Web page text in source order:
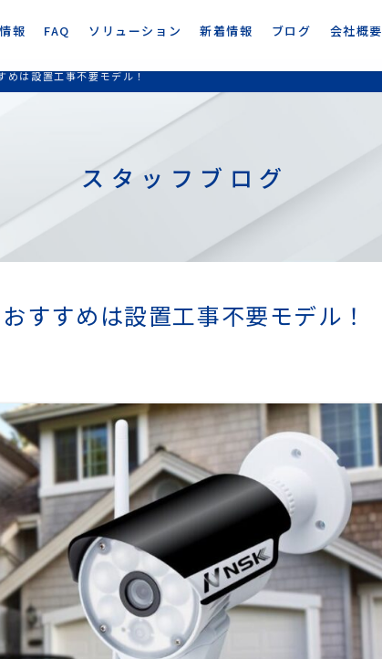
報 FAQ ソリューション 新着情報 ブログ 会社概要
めは設置工事不要モデル！
スタッフブログ
すすめは設置工事不要モデル！